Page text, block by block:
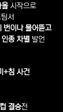
울시작으로
서
번이나 물어뜯고
인종 차별 발언
+침 사건
결승전